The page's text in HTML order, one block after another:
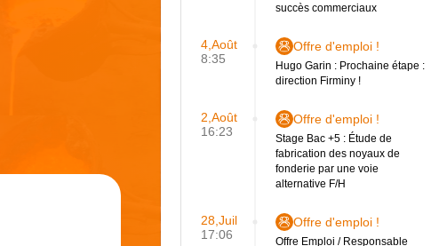
succès commerciaux
4,Août
8:35
Offre d'emploi !
Hugo Garin : Prochaine étape :
direction Firminy !
2,Août
16:23
Offre d'emploi !
Stage Bac +5 : Étude de
fabrication des noyaux de
fonderie par une voie
alternative F/H
28,Juil
17:06
Offre d'emploi !
Offre Emploi / Responsable